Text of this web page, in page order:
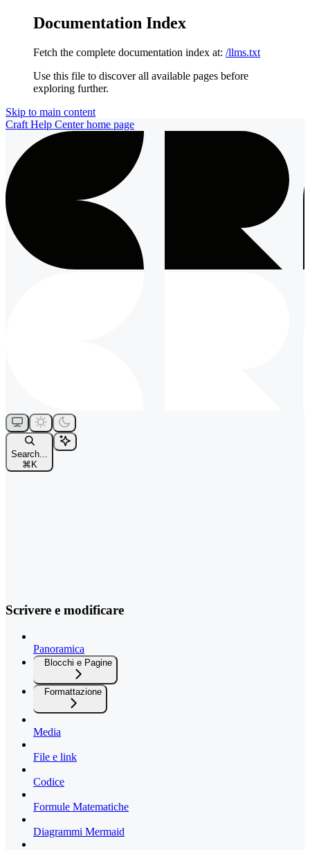
Documentation Index
Fetch the complete documentation index at: /llms.txt
Use this file to discover all available pages before
exploring further.
Skip to main content
Craft Help Centerhome page
Search...
⌘ K
Scrivere e modificare
Panoramica
Blocchi e Pagine
Formattazione
Media
File e link
Codice
Formule Matematiche
Diagrammi Mermaid